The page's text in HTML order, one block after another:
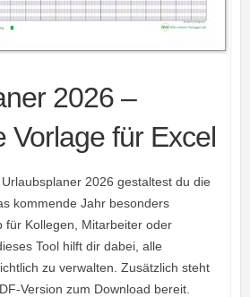
2026 –
Vorlage für Excel
2026 gestaltest du die
kommende Jahr besonders
für Kollegen, Mitarbeiter oder
Tool hilft dir dabei, alle
zu verwalten. Zusätzlich steht
Version zum Download bereit.